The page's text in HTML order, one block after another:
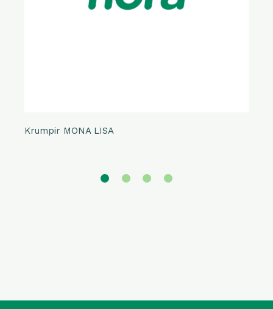
Krumpir MONA LISA